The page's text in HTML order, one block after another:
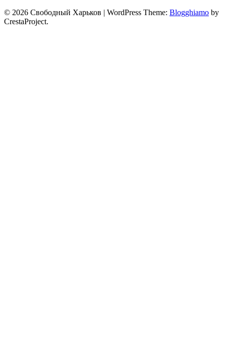
© 2026 Свободный Харьков | WordPress Theme: Blogghiamo by
CrestaProject.